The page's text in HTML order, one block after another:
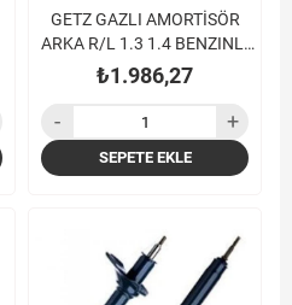
GETZ GAZLI AMORTİSÖR
ARKA R/L 1.3 1.4 BENZINLI
1.5 DIZEL02-
₺1.986,27
SEPETE EKLE